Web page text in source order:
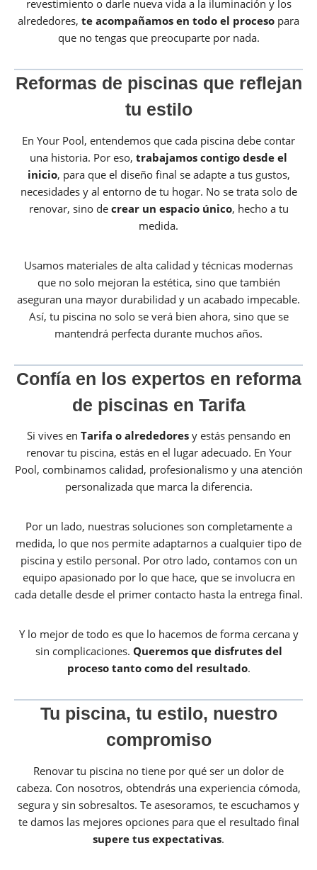
revestimiento o darle nueva vida a la iluminación y los
alrededores, te acompañamos en todo el proceso para
que no tengas que preocuparte por nada.
Reformas de piscinas que reflejan
tu estilo
En Your Pool, entendemos que cada piscina debe contar
una historia. Por eso, trabajamos contigo desde el
inicio, para que el diseño final se adapte a tus gustos,
necesidades y al entorno de tu hogar. No se trata solo de
renovar, sino de crear un espacio único, hecho a tu
medida.
Usamos materiales de alta calidad y técnicas modernas
que no solo mejoran la estética, sino que también
aseguran una mayor durabilidad y un acabado impecable.
Así, tu piscina no solo se verá bien ahora, sino que se
mantendrá perfecta durante muchos años.
Confía en los expertos en reforma
de piscinas en Tarifa
Si vives en Tarifa o alrededoresy estás pensando en
renovar tu piscina, estás en el lugar adecuado. En Your
Pool, combinamos calidad, profesionalismo y una atención
personalizada que marca la diferencia.
Por un lado, nuestras soluciones son completamente a
medida, lo que nos permite adaptarnos a cualquier tipo de
piscina y estilo personal. Por otro lado, contamos con un
equipo apasionado por lo que hace, que se involucra en
cada detalle desde el primer contacto hasta la entrega final.
Y lo mejor de todo es que lo hacemos de forma cercana y
sin complicaciones. Queremos que disfrutes del
proceso tanto como del resultado.
Tu piscina, tu estilo, nuestro
compromiso
Renovar tu piscina no tiene por qué ser un dolor de
cabeza. Con nosotros, obtendrás una experiencia cómoda,
segura y sin sobresaltos. Te asesoramos, te escuchamos y
te damos las mejores opciones para que el resultado final
supere tus expectativas.